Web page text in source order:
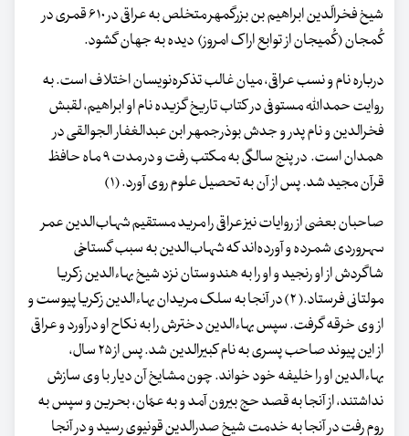
شیخ فخرالّدین ابراهیم بن بزرگمهر متخلص به عراقی در ۶۱۰ قمری در
کُمجان (کُمیجان از توابع اراک امروز) دیده به جهان گشود.
درباره نام و نسب عراقی، میان غالب تذکره‌نویسان اختلاف است. به
روایت حمدالله مستوفی در کتاب تاریخ گزیده نام او ابراهیم، لقبش
فخرالدین و نام پدر و جدش بوذرجمهر ابن عبدالغفار الجوالقی در
همدان است. در پنج سالگی به مکتب رفت و در مدت ۹ ماه حافظ
قرآن مجید شد. پس از آن به تحصیل علوم روی آورد. (۱)
صاحبان بعضی از روایات نیز عراقی را مرید مستقیم شهاب‌الدین عمر
سهروردی شمرده و آورده‌اند که شهاب‌الدین به سبب گستاخی
شاگردش از او رنجید و او را به هندوستان نزد شیخ بهاءالدین زکریا
مولتانی فرستاد.( ۲) در آنجا به سلک مریدان بهاءالدین زکریا پیوست و
از وی خرقه گرفت. سپس بهاءالدین دخترش را به نکاح او درآورد و عراقی
از این پیوند صاحب پسری به نام کبیرالدین شد. پس از ۲۵ سال،
بهاءالدین او را خلیفه خود خواند. چون مشایخ آن دیار با وی سازش
نداشتند، از آنجا به قصد حج بیرون آمد و به عمّان، بحرین و سپس به
روم رفت در آنجا به خدمت شیخ صدرالدین قونیوی رسید و در آنجا